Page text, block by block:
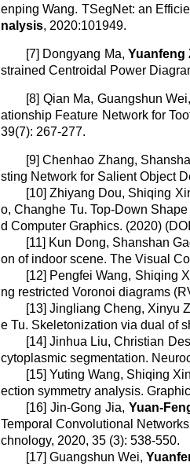
enping Wang. TSegNet: an
nalysis, 2020:101949.
[7] Dongyang Ma,Yuanfeng
strained Centroidal Power
[8] Qian Ma, Guangshun Wei,
ationship Feature Network for
39(7): 267-277.
[9] Chenhao Zhang,
sting Network for Salient Object
[10] Zhiyang Dou, Shiqing
o, Changhe Tu. Top-Down
d Computer Graphics. (2020)
[11] Kun Dong, Shanshan
on of indoor scene. The Visual
[12] Pengfei Wang, Shiqing
ng restricted Voronoi diagrams
[13] Jingliang Cheng, Xinyu
e Tu. Skeletonization via dual of
[14] Jinhua Liu, Christian
cytoplasmic segmentation.
[15] Yuting Wang, Shiqing
ection symmetry analysis.
[16] Jin-Gong Jia, Yuan-
Temporal Convolutional
chnology, 2020, 35 (3): 538-550.
[17] Guangshun Wei,